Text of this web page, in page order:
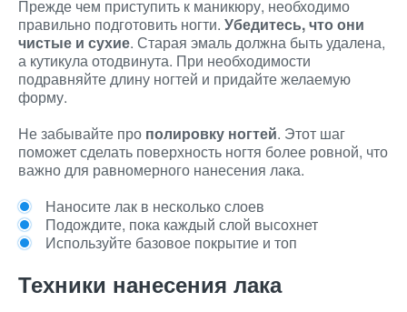
Прежде чем приступить к маникюру, необходимо
правильно подготовить ногти. Убедитесь, что они
чистые и сухие. Старая эмаль должна быть удалена,
а кутикула отодвинута. При необходимости
подравняйте длину ногтей и придайте желаемую
форму.
Не забывайте про полировку ногтей. Этот шаг
поможет сделать поверхность ногтя более ровной, что
важно для равномерного нанесения лака.
Наносите лак в несколько слоев
Подождите, пока каждый слой высохнет
Используйте базовое покрытие и топ
Техники нанесения лака